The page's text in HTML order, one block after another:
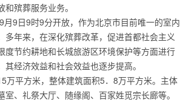
殡葬服务业务。
月9日9时9分开放，作为北京市目前唯一的室内
多年来，在深化殡葬改革，促进首都社会主义
度节约耕地和长城旅游区环境保护等方面进行
经济效益和社会效益也逐步提高。
万平方米，整体建筑面积5．8万平方米。主体
室、礼祭大厅、随缘阁、百家姓觅宗长廊等。